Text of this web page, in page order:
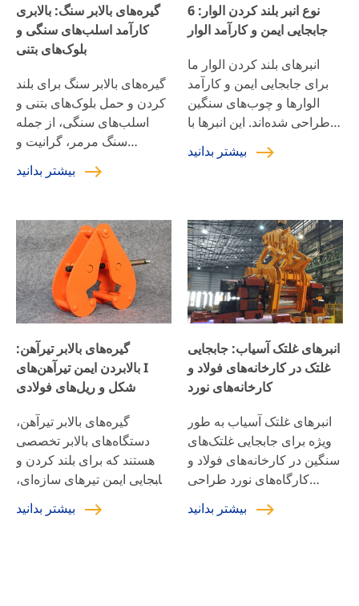
کاهش کار دستی کمک
می‌کند، […]
گیره‌های بالابر سنگ: بالابری
کارآمد اسلب‌های سنگی و
بلوک‌های بتنی
گیره‌های بالابر سنگ برای بلند
کردن و حمل بلوک‌های بتنی و
اسلب‌های سنگی، از جمله
سنگ مرمر، گرانیت و
سنگ‌های مهندسی شده
طراحی شده‌اند. این گیره‌ها
هستند که مواد را محکم در
جای خود نگه می‌دارد و
جابجایی ایمن و کارآمد را
تضمین می‌کند. برای محافظت
از سطح سنگ‌ها در حین بلند
کردن، نواحی تماس با پلی
[…]
بیشتر بدانید
6 نوع انبر بلند کردن الوار:
جابجایی ایمن و کارآمد الوار
انبرهای بلند کردن الوار ما
برای جابجایی ایمن و کارآمد
الوارها و چوب‌های سنگین
طراحی شده‌اند. این انبرها با
ساختار فولادی مقاوم و
مکانیزم گیره دقیق، قادر به
تراکتورها، کامیون‌های
یدک‌کش و سایر تجهیزات بلند
کردن سازگار هستند، انتخابی
ایده‌آل برای قطع درختان […]
بیشتر بدانید
گیره‌های بالابر تیرآهن:
بالابردن ایمن تیرآهن‌های I
شکل و ریل‌های فولادی
گیره‌های بالابر تیرآهن،
دستگاه‌های بالابر تخصصی
هستند که برای بلند کردن و
جابجایی ایمن تیرهای سازه‌ای،
خرپاها و سایر مواد بلند و
سنگین مورد استفاده در
بیشتر بدانید
انبرهای غلتک آسیاب: جابجایی
غلتک در کارخانه‌های فولاد و
کارخانه‌های نورد
انبرهای غلتک آسیاب به طور
ویژه برای جابجایی غلتک‌های
سنگین در کارخانه‌های فولاد و
کارگاه‌های نورد طراحی
شده‌اند و عملیات بلند کردن
ایمن و دقیق را امکان‌پذیر
بیشتر بدانید